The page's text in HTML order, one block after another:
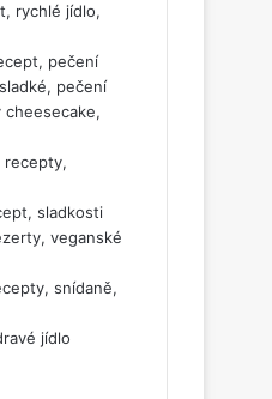
rychlé jídlo,
pečení
pečení
recepty,
sladkosti
veganské
snídaně,
jídlo